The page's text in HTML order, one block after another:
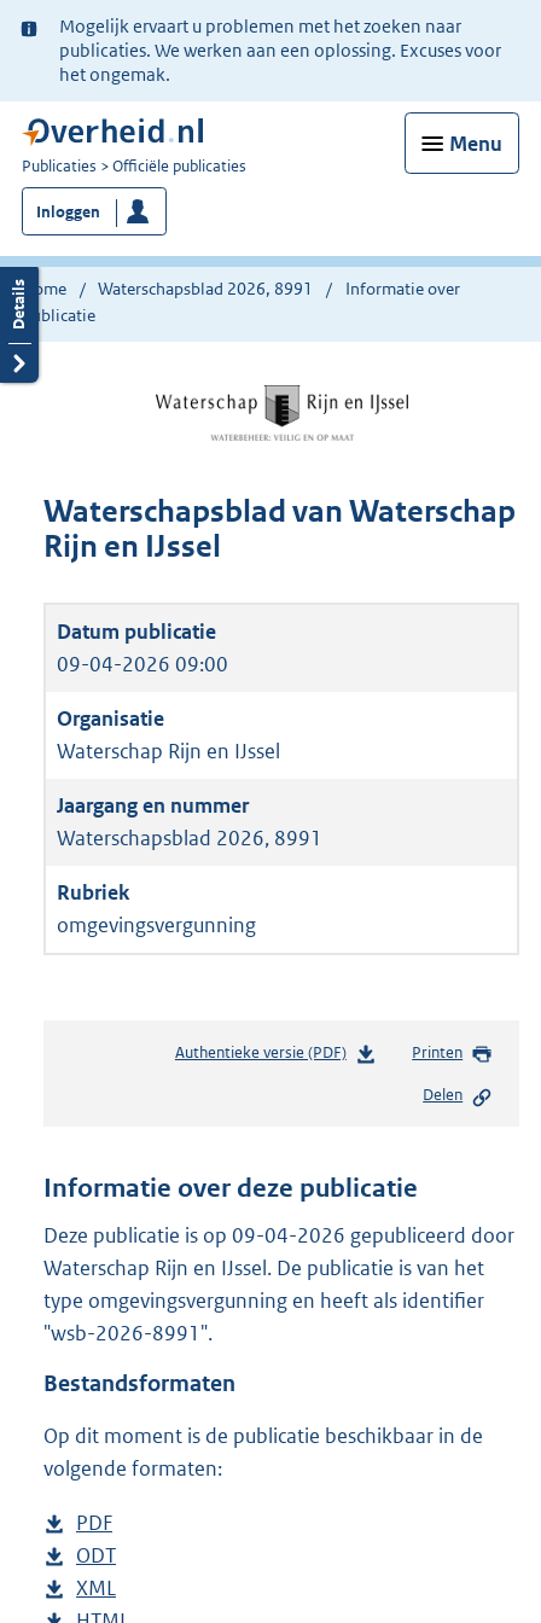
Ter
informatie:
Mogelijk ervaart u problemen met het zoeken naar
publicaties. We werken aan een oplossing. Excuses voor
het ongemak.
Menu
U
bent
nu
hier:
Publicaties Officiële publicaties
Inloggen
Home Waterschapsblad 2026, 8991
Informatie over
publicatie
Waterschapsblad van Waterschap
Rijn en IJssel
09-04-2026 09:00
Waterschap Rijn en IJssel
Waterschapsblad 2026, 8991
omgevingsvergunning
Authentieke versie (PDF)b
n
s
g
r
o
:
Printen
Delen
Informatie over deze publicatie
Deze publicatie is op 09-04-2026 gepubliceerd door
Waterschap Rijn en IJssel. De publicatie is van het
type omgevingsvergunning en heeft als identifier
"wsb-2026-8991".
Bestandsformaten
Op dit moment is de publicatie beschikbaar in de
volgende formaten:
D
o
w
PDF
e
s
D
o
ODT
D
XML